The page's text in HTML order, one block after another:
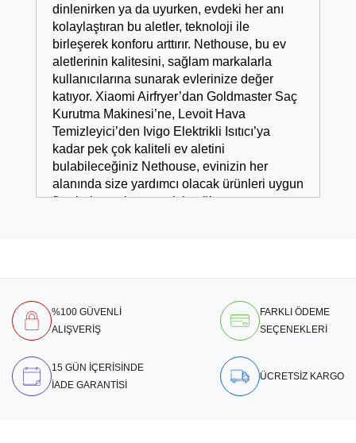
dinlenirken ya da uyurken, evdeki her anı
kolaylaştıran bu aletler, teknoloji ile
birleşerek konforu arttırır. Nethouse, bu ev
aletlerinin kalitesini, sağlam markalarla
kullanıcılarına sunarak evlerinize değer
katıyor. Xiaomi Airfryer’dan Goldmaster Saç
Kurutma Makinesi’ne, Levoit Hava
Temizleyici’den Ivigo Elektrikli Isıtıcı’ya
kadar pek çok kaliteli ev aletini
bulabileceğiniz Nethouse, evinizin her
alanında size yardımcı olacak ürünleri uygun
fiyatlarla temin etmenizi sağlıyor.
performanslı markaların ürünlerine ev
sahipliği yapan Nethouse, yalnızca fiyat
avantajı sağlamakla kalmaz, aynı zamanda
önemli tercihler sunar.
Nethouse’ta Güvenle Alabileceğiniz Ev
%100 GÜVENLİ
ALIŞVERİŞ
FARKLI ÖDEME
SEÇENEKLERİ
15 GÜN İÇERİSİNDE
İADE GARANTİSİ
ÜCRETSİZ KARGO